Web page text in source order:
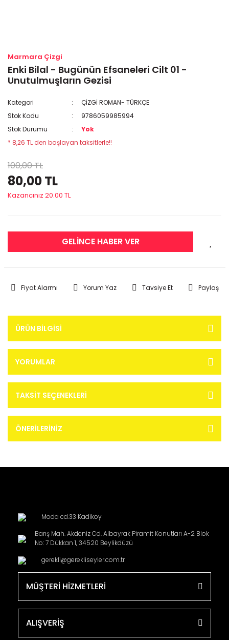
Marmara Çizgi
Enki Bilal - Bugünün Efsaneleri Cilt 01 -
Unutulmuşların Gezisi
Kategori
ÇİZGİ ROMAN- TÜRKÇE
Stok Kodu
9786059985994
Stok Durumu
Yok
* 8,26 TL den başlayan taksitlerle!!
100,00 TL
80,00 TL
Kazancınız 20.00 TL
GELİNCE HABER VER
Fiyat Alarmı Yorum Yaz Tavsiye Et Paylaş
ÜRÜN BILGISI
YORUMLAR
TAKSIT SEÇENEKLERI
ÖNERILERINIZ
Moda cd.33 Kadikoy
Barış Mah. Akdeniz Cd. Albayrak Piramit Konutları A-2 Blok
No: 7 Dükkan 1, 34520 Beylikdüzü
gerekli@gerekliseyler.com.tr
MÜŞTERİ HİZMETLERİ
ALIŞVERİŞ